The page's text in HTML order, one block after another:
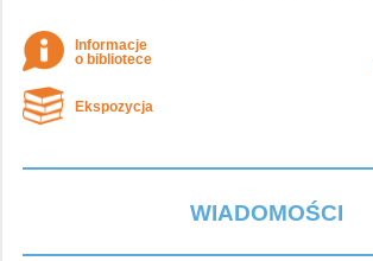
Informacje
o bibliotece
Ekspozycja
WIADOMOŚCI